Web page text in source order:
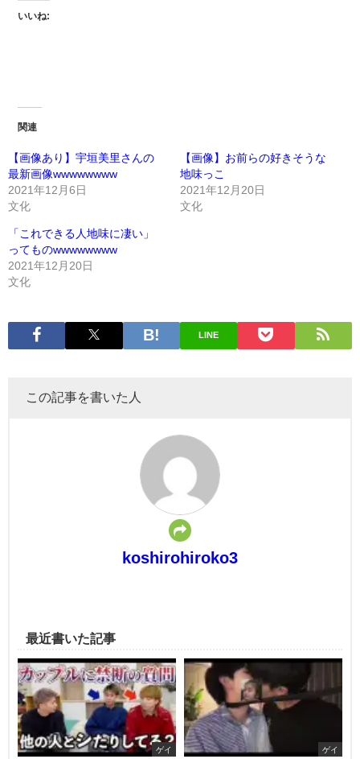
いいね:
関連
【画像あり】宇垣美里さんの
最新画像wwwwwwww
2021年12月6日
文化
【画像】お前らの好きそうな
地味っこ
2021年12月20日
文化
「これできる人地味に凄い」
ってものwwwwwwww
2021年12月20日
文化
LINE
この記事を書いた人
koshirohiroko3
最近書いた記事
ゲイ ゲイ